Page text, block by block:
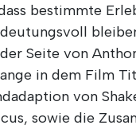
bestimmte
Seite von
in dem Film
von
sowie die